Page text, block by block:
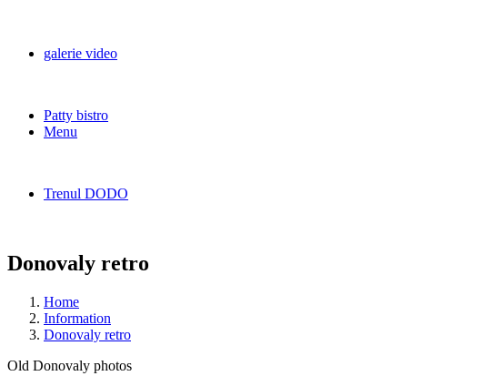
galerie video
Patty bistro
Menu
Trenul DODO
Donovaly retro
Home
Information
Donovaly retro
Old Donovaly photos